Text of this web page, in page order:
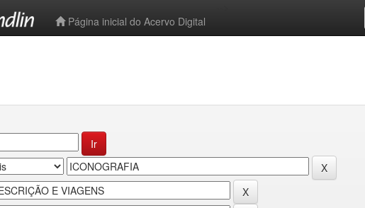
Página inicial do Acervo Digital